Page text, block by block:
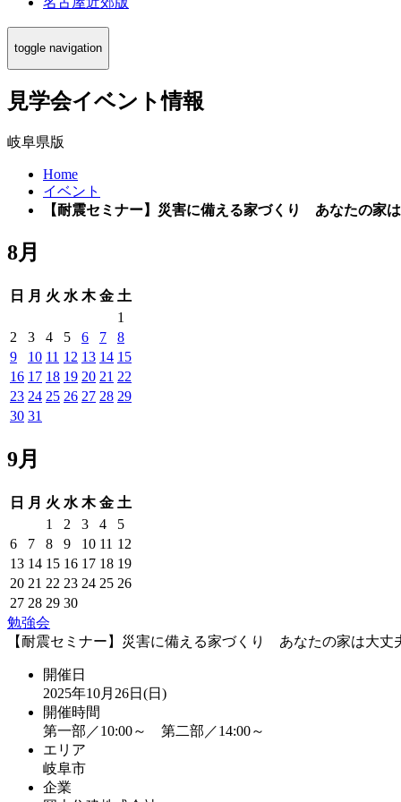
toggle navigation
見学会イベント情報
岐阜県版
Home
イベント
【耐震セミナー】災害に備える家づくり あなたの家
8月
日 月 火 水 木 金 土
1
2
3 4 5 6 7
8
9
10 11 12 13 14 15
16 17 18 19 20 21 22
23 24 25 26 27 28 29
30 31
9月
日 月 火 水 木 金 土
1
2 3 4
5
6
7 8 9 10 11 12
13 14 15 16 17 18 19
20 21 22 23 24 25 26
27 28 29 30
勉強会
【耐震セミナー】災害に備える家づくり あなたの家は大丈
開催日
2025年10月26日(日)
開催時間
第一部／10:00～ 第二部／14:00～
エリア
岐阜市
企業